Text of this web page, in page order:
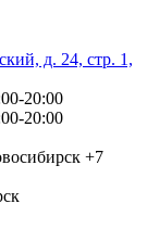
д. 24, стр. 1,
20:00
20:00
+7